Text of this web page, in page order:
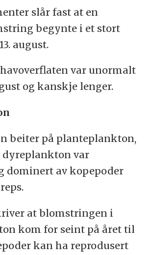
slår fast at en
begynte i et stort
august.
var unormalt
og kanskje lenger.
beiter på planteplankton,
dyreplankton var
dominert av kopepoder
at blomstringen i
kom for seint på året til
kan ha reprodusert